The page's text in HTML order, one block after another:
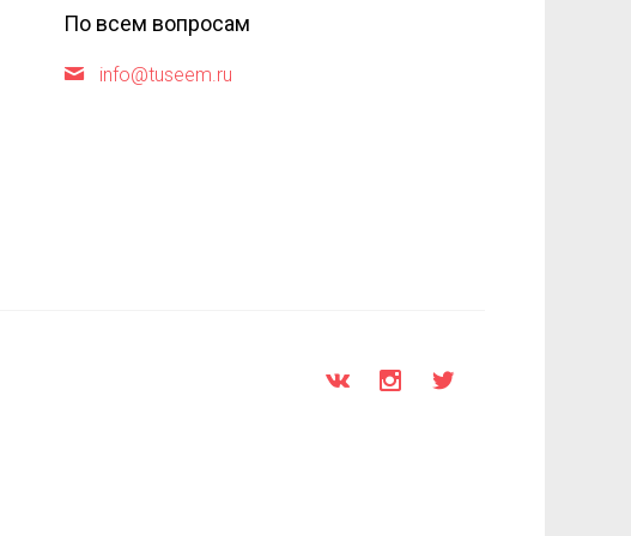
По всем вопросам
info@tuseem.ru